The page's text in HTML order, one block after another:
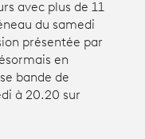
avec plus de 11
du samedi
présentée par
en
bande de
à 20.20 sur